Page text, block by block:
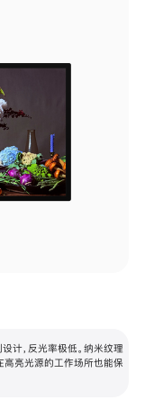
计，反光率极低。纳米纹理
高亮光源的工作场所也能保